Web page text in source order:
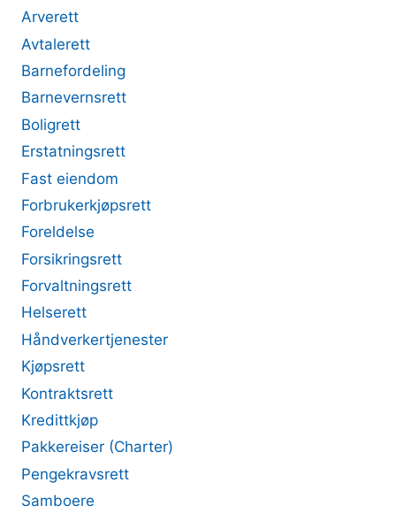
Arverett
Avtalerett
Barnefordeling
Barnevernsrett
Boligrett
Erstatningsrett
Fast eiendom
Forbrukerkjøpsrett
Foreldelse
Forsikringsrett
Forvaltningsrett
Helserett
Håndverkertjenester
Kjøpsrett
Kontraktsrett
Kredittkjøp
Pakkereiser (Charter)
Pengekravsrett
Samboere